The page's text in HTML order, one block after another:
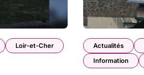
Loir-et-Cher
Actualités
Information